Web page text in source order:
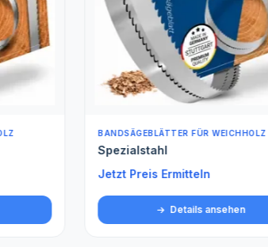
BANDSÄGEBLÄTTER FÜR WEICHHOLZ
Spezialstahl
Jetzt Preis Ermitteln
Details ansehen